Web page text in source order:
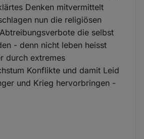
Denken mitvermittelt
nun die religiösen
die selbst
- denn nicht leben heisst
durch extremes
Konflikte und damit Leid
und Krieg hervorbringen -